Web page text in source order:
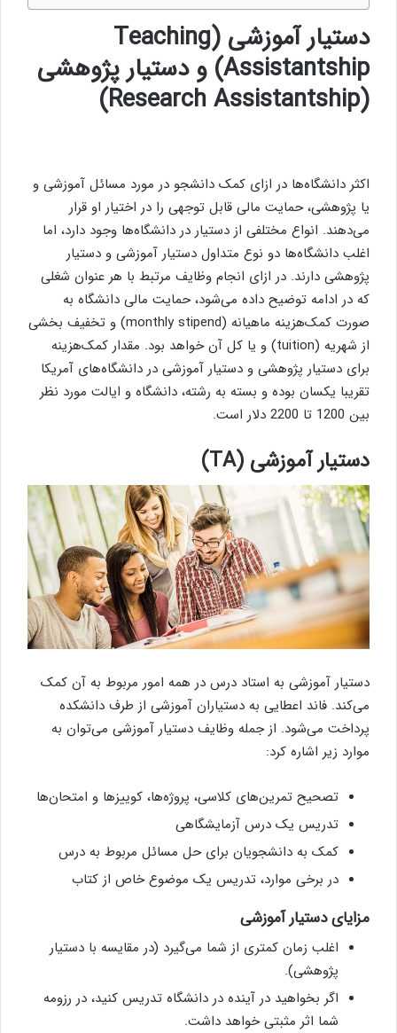
دستيار آموزشی (Teaching
Assistantship) و دستيار پژوهشی
(
Research Assistantship
)
اکثر دانشگاه‌ها در ازای کمک دانشجو در مورد مسائل آموزشی و
یا پژوهشی، حمایت مالی قابل توجهی را در اختیار او قرار
می‌دهند. انواع مختلفی از دستیار در دانشگاه‌ها وجود دارد، اما
اغلب دانشگاه‌ها دو نوع متداول دستیار آموزشی و دستیار
پژوهشی دارند. در ازای انجام وظایف مرتبط با هر عنوان شغلی
كه در ادامه توضیح داده می‌شود، حمایت مالی دانشگاه به
صورت کمک‌هزینه ماهیانه (monthly stipend) و تخفیف بخشی
از شهریه (tuition) و یا کل آن خواهد بود. مقدار کمک‌هزینه
برای دستیار پژوهشی و دستیار آموزشی در دانشگاه‌های آمریكا
تقریبا یکسان بوده و بسته به رشته، دانشگاه و ایالت مورد نظر
بین 1200 تا 2200 دلار است.
دستیار آموزشی (TA
)
دستیار آموزشی به استاد درس در همه امور مربوط به آن کمک
می‌کند. فاند اعطایی به دستیاران آموزشی از طرف دانشکده
پرداخت می‌شود. از جمله وظایف دستیار آموزشی می‌توان به
موارد زیر اشاره کرد:
تصحیح تمرین‌های کلاسی، پروژه‌ها، کوییزها و امتحان‌ها
تدریس یک درس آزمایشگاهی
کمک به دانشجویان برای حل مسائل مربوط به درس
در برخی موارد، تدریس یک موضوع خاص از کتاب
مزايای دستيار آموزشی
اغلب زمان کمتری از شما می‌گیرد (در مقایسه با دستیار
پژوهشی).
اگر بخواهید در آینده در دانشگاه تدریس کنید، در رزومه
شما اثر مثبتی خواهد داشت.